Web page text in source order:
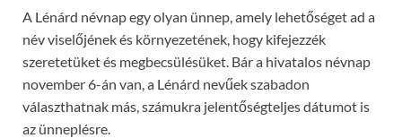
A Lénárd névnap egy olyan ünnep, amely lehetőséget ad a
név viselőjének és környezetének, hogy kifejezzék
szeretetüket és megbecsülésüket. Bár a hivatalos névnap
november 6-án van, a Lénárd nevűek szabadon
választhatnak más, számukra jelentőségteljes dátumot is
az ünneplésre.